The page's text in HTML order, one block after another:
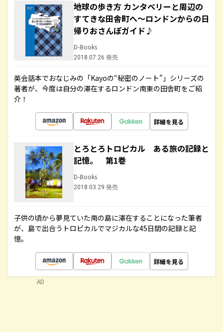
地球の歩き方 カンタベリーと周辺の
すてきな田舎町へ～ロンドンからの日
帰りおさんぽガイド♪
D-Books
2018.07.26 発売
英会話本でおなじみの「Kayoの“秘密のノート”」シリーズの
著者が、今度は自分の滞在するロンドン南東の田舎町をご紹
介！
詳細を見る
とろとろトロピカル ある旅の記録と
記憶。 第1巻
D-Books
2018.03.29 発売
子供の頃から夢見ていた南の島に滞在することになった筆者
が、島で出合うトロピカルでマジカルな45日間の記録と記
憶。
詳細を見る
AD